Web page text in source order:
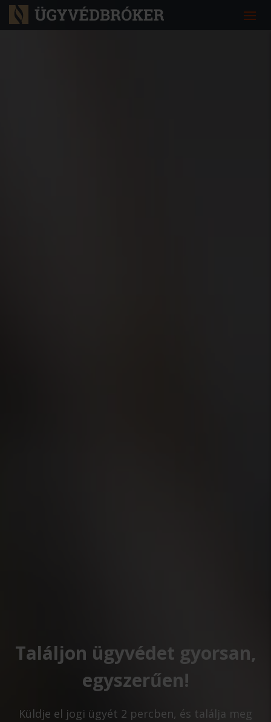
Találjon ügyvédet gyorsan,
egyszerűen!
Küldje el jogi ügyét 2 percben, és találja meg